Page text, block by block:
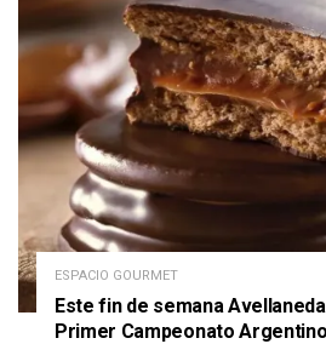
ESPACIO GOURMET
Este fin de semana
Primer Campeonato